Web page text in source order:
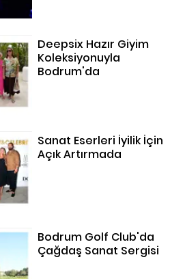
Deepsix Hazır Giyim
Koleksiyonuyla
Bodrum'da
Sanat Eserleri İyilik İçin
Açık Artırmada
Bodrum Golf Club'da
Çağdaş Sanat Sergisi